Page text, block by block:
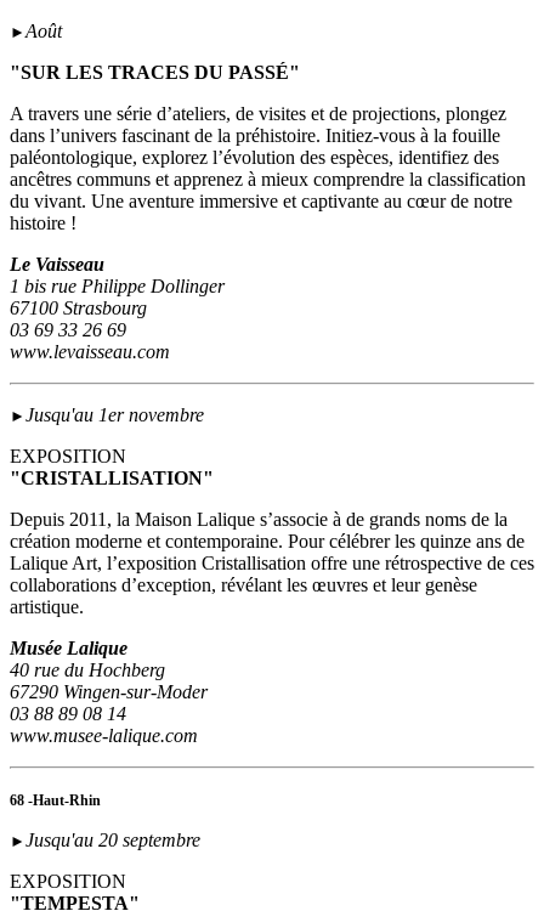
►Août
"SUR LES TRACES DU PASSÉ"
A travers une série d’ateliers, de visites et de projections, plongez
dans l’univers fascinant de la préhistoire. Initiez-vous à la fouille
paléontologique, explorez l’évolution des espèces, identifiez des
ancêtres communs et apprenez à mieux comprendre la classification
du vivant. Une aventure immersive et captivante au cœur de notre
histoire !
Le Vaisseau
1 bis rue Philippe Dollinger
67100 Strasbourg
03 69 33 26 69
www.levaisseau.com
► Jusqu'au 1er novembre
EXPOSITION
"CRISTALLISATION"
Depuis 2011, la Maison Lalique s’associe à de grands noms de la
création moderne et contemporaine. Pour célébrer les quinze ans de
Lalique Art, l’exposition Cristallisation offre une rétrospective de ces
collaborations d’exception, révélant les œuvres et leur genèse
artistique.
Musée Lalique
40 rue du Hochberg
67290 Wingen-sur-Moder
03 88 89 08 14
www.musee-lalique.com
68 -Haut-Rhin
► Jusqu'au 20 septembre
EXPOSITION
"TEMPESTA"